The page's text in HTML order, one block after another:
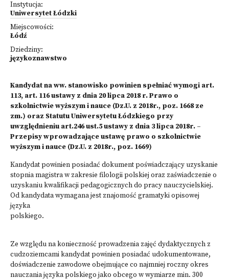
Instytucja:
Uniwersytet Łódzki
Miejscowości:
Łódź
Dziedziny:
językoznawstwo
Kandydat na ww. stanowisko powinien spełniać wymogi art.
113, art. 116 ustawy z dnia 20 lipca 2018 r. Prawo o
szkolnictwie wyższym i nauce (Dz.U. z 2018r., poz. 1668 ze
zm.) oraz Statutu Uniwersytetu Łódzkiego przy
uwzględnieniu art.246 ust.5 ustawy z dnia 3 lipca 2018r. –
Przepisy wprowadzające ustawę prawo o szkolnictwie
wyższym i nauce (Dz.U. z 2018r., poz. 1669)
Kandydat powinien posiadać dokument poświadczający uzyskanie
stopnia magistra w zakresie filologii polskiej oraz zaświadczenie o
uzyskaniu kwalifikacji pedagogicznych do pracy nauczycielskiej.
Od kandydata wymagana jest znajomość gramatyki opisowej
języka
polskiego.
Ze względu na konieczność prowadzenia zajęć dydaktycznych z
cudzoziemcami kandydat powinien posiadać udokumentowane,
doświadczenie zawodowe obejmujące co najmniej roczny okres
nauczania języka polskiego jako obcego w wymiarze min. 300